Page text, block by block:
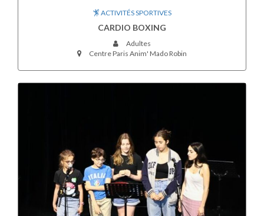
ACTIVITÉS SPORTIVES
CARDIO BOXING
Adultes
Centre Paris Anim' Mado Robin